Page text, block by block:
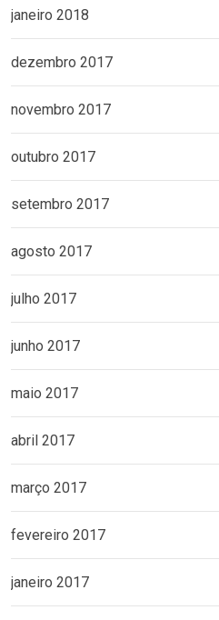
janeiro 2018
dezembro 2017
novembro 2017
outubro 2017
setembro 2017
agosto 2017
julho 2017
junho 2017
maio 2017
abril 2017
março 2017
fevereiro 2017
janeiro 2017